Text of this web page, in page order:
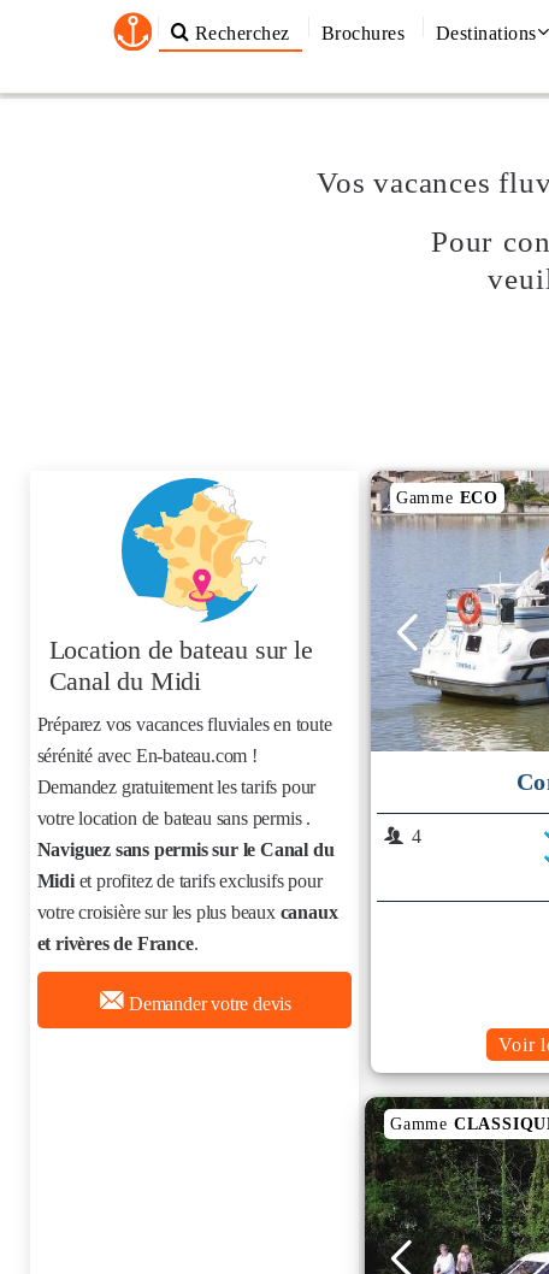
Recherchez Brochures Destinations
Vos vacances
Pour
Location de bateau sur le
Canal du Midi
Préparez vos vacances fluviales en toute
sérénité avec En-bateau.com !
Demandez gratuitement les tarifs pour
votre location de bateau sans permis .
Naviguez sans permis sur le Canal du
Midiet profitez de tarifs exclusifs pour
votre croisière sur les plus beaux canaux
et rivères de France.
Demander votre devis
Gamme ECO
4
Voir
Gamme